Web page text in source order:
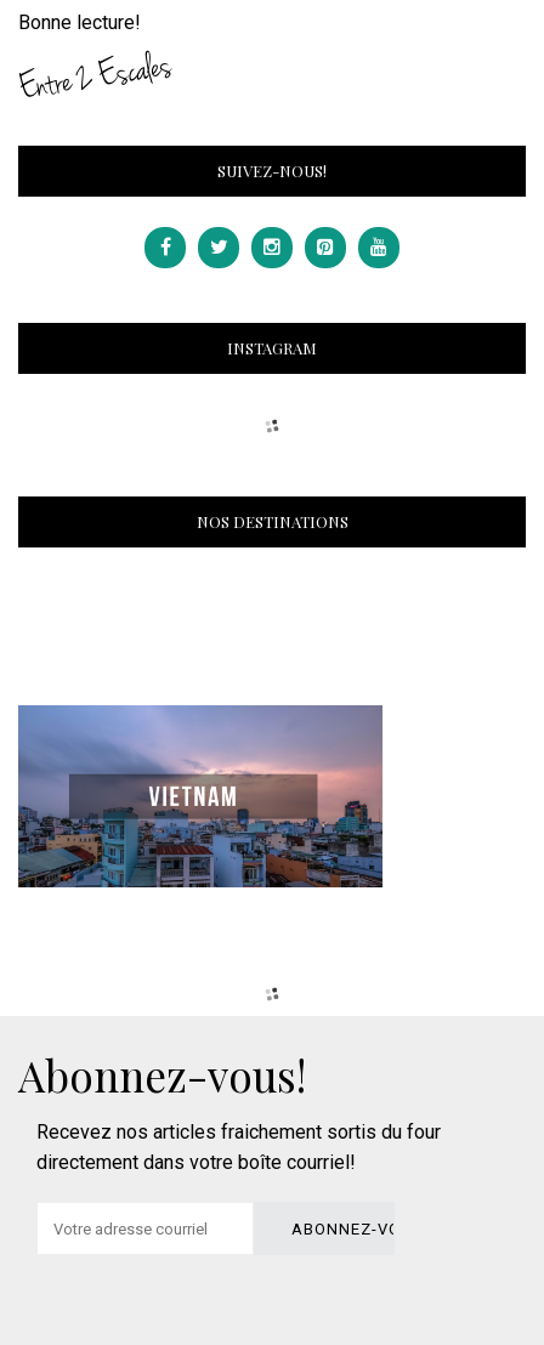
Bonne lecture!
SUIVEZ-NOUS!
INSTAGRAM
NOS DESTINATIONS
Abonnez-vous!
Recevez nos articles fraichement sortis du four
directement dans votre boîte courriel!